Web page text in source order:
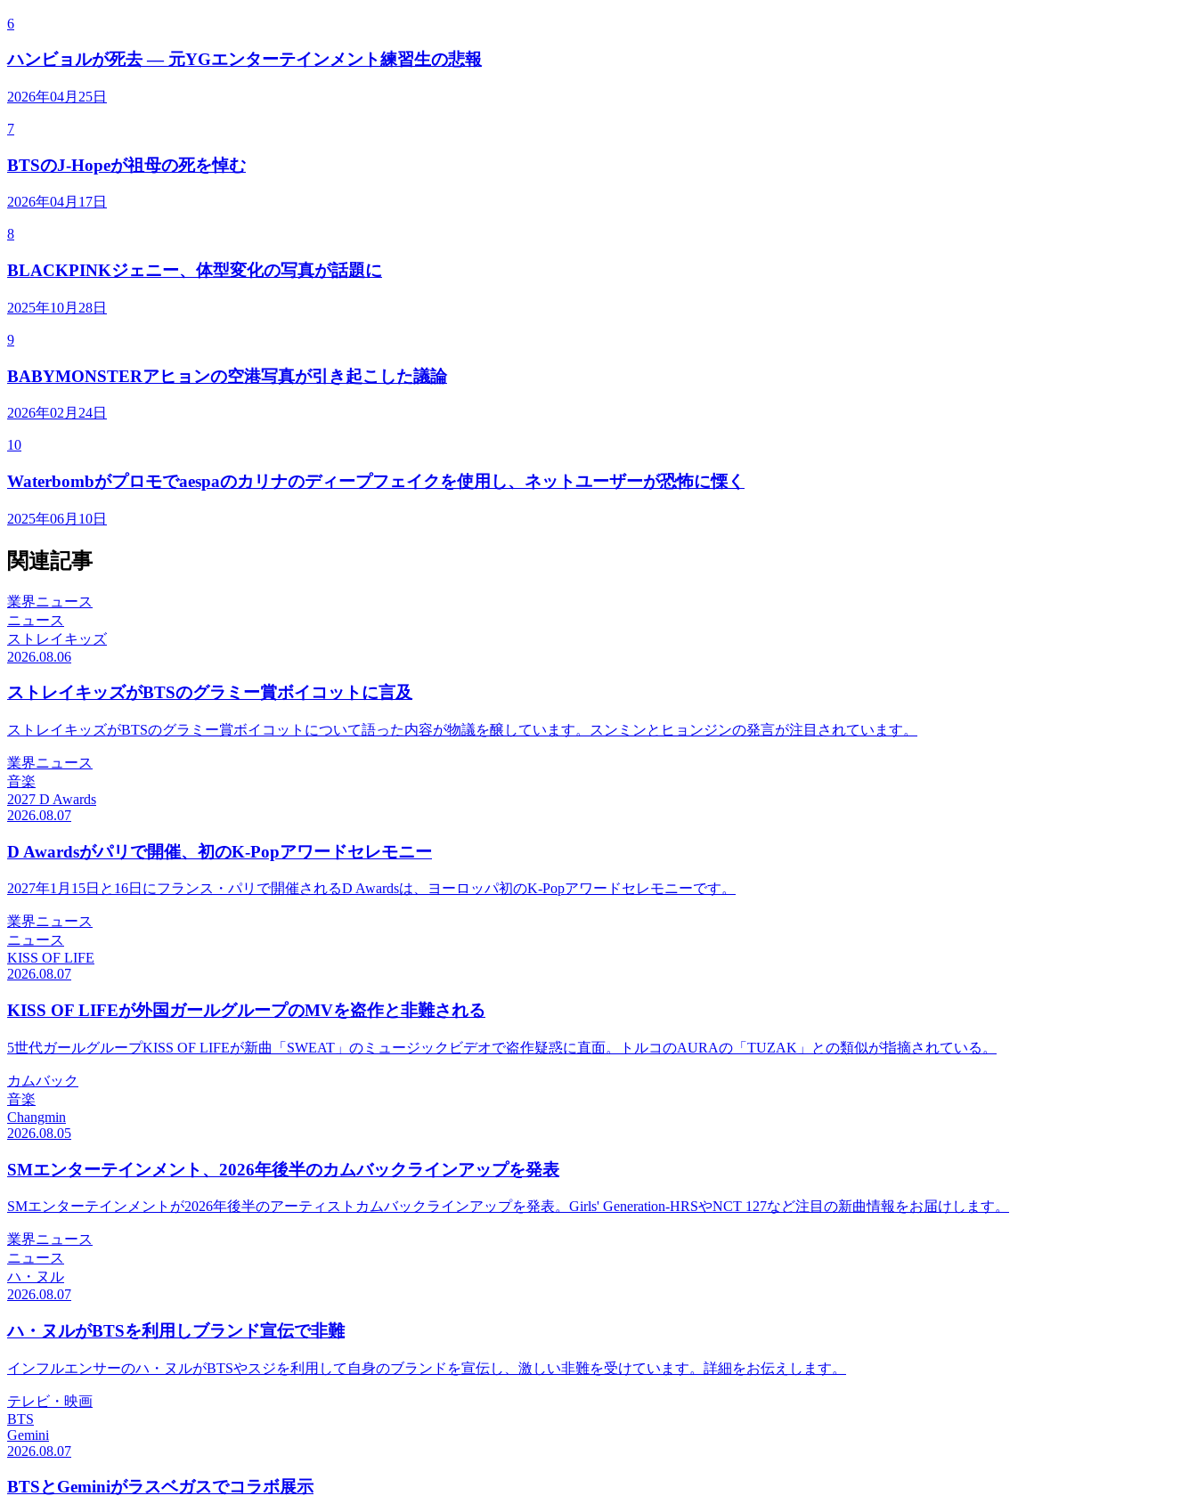
6
ハンビョルが死去 — 元YGエンターテインメント練習生の悲報
2026年04月25日
7
BTSのJ-Hopeが祖母の死を悼む
2026年04月17日
8
BLACKPINKジェニー、体型変化の写真が話題に
2025年10月28日
9
BABYMONSTERアヒョンの空港写真が引き起こした議論
2026年02月24日
10
Waterbombがプロモでaespaのカリナのディープフェイクを使用し、ネットユーザーが恐怖に慄く
2025年06月10日
関連記事
業界ニュース
ニュース
ストレイキッズ
2026.08.06
ストレイキッズがBTSのグラミー賞ボイコットに言及
ストレイキッズがBTSのグラミー賞ボイコットについて語った内容が物議を醸しています。スンミンとヒョンジンの発言が注目されています。
業界ニュース
音楽
2027 D Awards
2026.08.07
D Awardsがパリで開催、初のK-Popアワードセレモニー
2027年1月15日と16日にフランス・パリで開催されるD Awardsは、ヨーロッパ初のK-Popアワードセレモニーです。
業界ニュース
ニュース
KISS OF LIFE
2026.08.07
KISS OF LIFEが外国ガールグループのMVを盗作と非難される
5世代ガールグループKISS OF LIFEが新曲「SWEAT」のミュージックビデオで盗作疑惑に直面。トルコのAURAの「TUZAK」との類似が指摘されている。
カムバック
音楽
Changmin
2026.08.05
SMエンターテインメント、2026年後半のカムバックラインアップを発表
SMエンターテインメントが2026年後半のアーティストカムバックラインアップを発表。Girls' Generation-HRSやNCT 127など注目の新曲情報をお届けします。
業界ニュース
ニュース
ハ・ヌル
2026.08.07
ハ・ヌルがBTSを利用しブランド宣伝で非難
インフルエンサーのハ・ヌルがBTSやスジを利用して自身のブランドを宣伝し、激しい非難を受けています。詳細をお伝えします。
テレビ・映画
BTS
Gemini
2026.08.07
BTSとGeminiがラスベガスでコラボ展示